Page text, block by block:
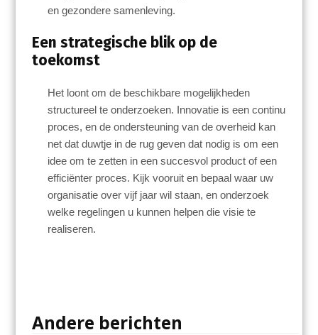
en gezondere samenleving.
Een strategische blik op de
toekomst
Het loont om de beschikbare mogelijkheden
structureel te onderzoeken. Innovatie is een continu
proces, en de ondersteuning van de overheid kan
net dat duwtje in de rug geven dat nodig is om een
idee om te zetten in een succesvol product of een
efficiënter proces. Kijk vooruit en bepaal waar uw
organisatie over vijf jaar wil staan, en onderzoek
welke regelingen u kunnen helpen die visie te
realiseren.
Andere berichten